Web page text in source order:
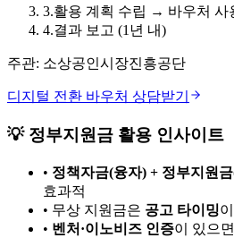
3.활용 계획 수립 → 바우처 사
4.결과 보고 (1년 내)
주관: 소상공인시장진흥공단
디지털 전환 바우처 상담받기
💡 정부지원금 활용 인사이트
• 정책자금(융자) + 정부지원
효과적
• 무상 지원금은 공고 타이밍
• 벤처·이노비즈 인증이 있으